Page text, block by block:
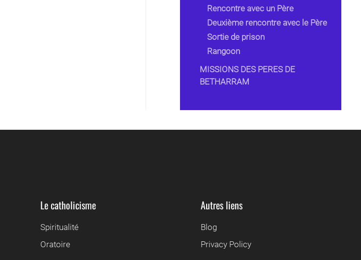
Rencontre avec un Père
Deuxième rencontre avec le Père
Sortie de prison
Rangoon
MISSIONS DES PERES DE
BETHARRAM
Le catholicisme
Spiritualité
Oratoire
Autres liens
Blog
Privacy Policy